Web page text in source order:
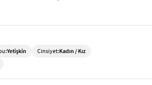
Yetişkin Cinsiyet:Kadın / Kız